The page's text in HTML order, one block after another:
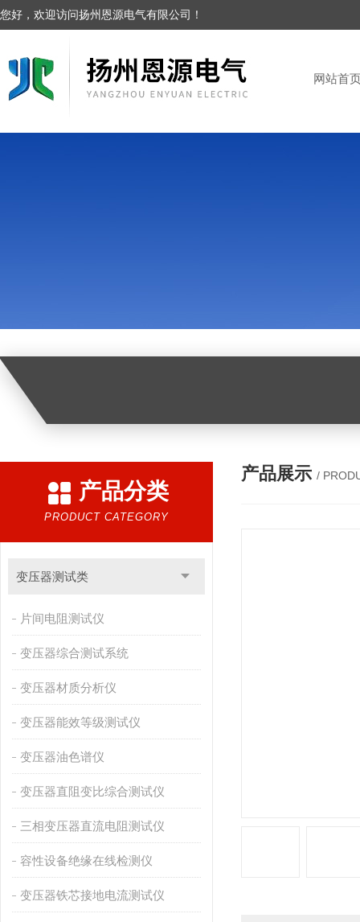
您好，欢迎访问扬州恩源电气有限公司！
网站首
产品分类
PRODUCT CATEGORY
变压器测试类
片间电阻测试仪
变压器综合测试系统
变压器材质分析仪
变压器能效等级测试仪
变压器油色谱仪
变压器直阻变比综合测试仪
三相变压器直流电阻测试仪
容性设备绝缘在线检测仪
变压器铁芯接地电流测试仪
产品展示 /